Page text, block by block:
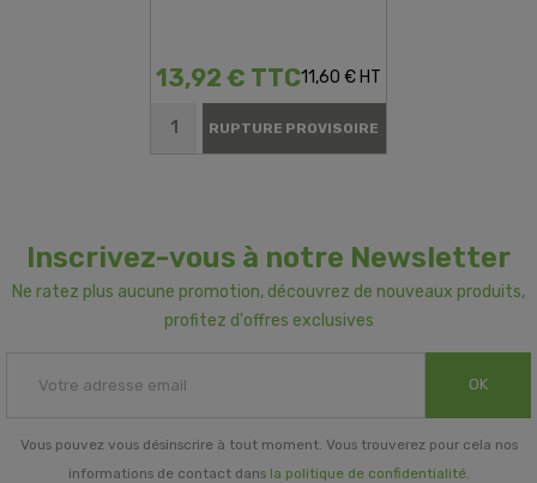
13,92 € TTC11,60 € HT
RUPTURE PROVISOIRE
Inscrivez-vous à notre Newsletter
Ne ratez plus aucune promotion, découvrez de nouveaux produits,
profitez d'offres exclusives
OK
Vous pouvez vous désinscrire à tout moment. Vous trouverez pour cela nos
informations de contact dans la politique de confidentialité.